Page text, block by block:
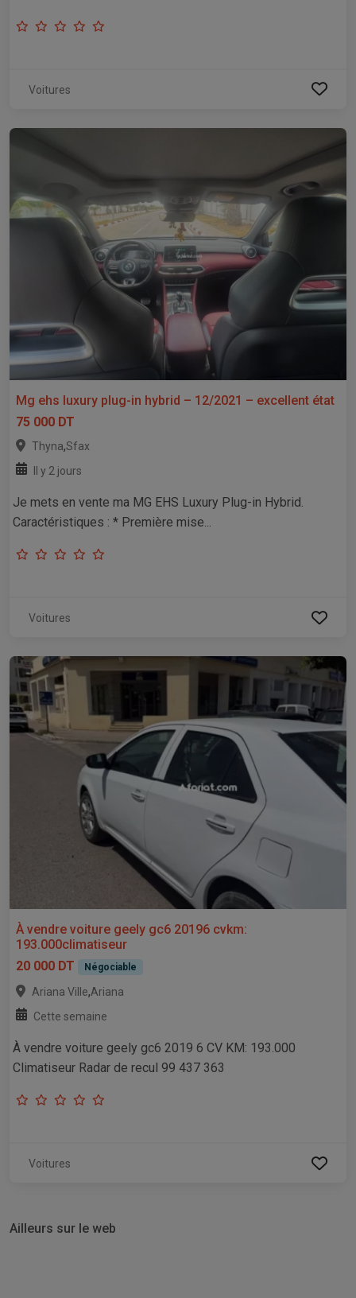
Voitures
Mg ehs luxury plug-in hybrid – 12/2021 – excellent état
75 000 DT
Thyna,Sfax
Il y 2 jours
Je mets en vente ma MG EHS Luxury Plug-in Hybrid.
Caractéristiques : * Première mise...
Voitures
À vendre voiture geely gc6 20196 cvkm:
193.000climatiseur
20 000 DT
Négociable
Ariana Ville,Ariana
Cette semaine
À vendre voiture geely gc6 2019 6 CV KM: 193.000
Climatiseur Radar de recul 99 437 363
Voitures
Ailleurs sur le web